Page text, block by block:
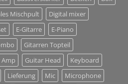
Mischpult
Digital mixer
E-Gitarre
E-Piano
Gitarren Topteil
Guitar Head
Keyboard
Lieferung Mic
Microphone